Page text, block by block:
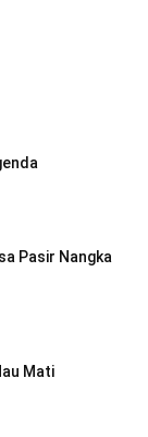
Pasir Nangka
Mati